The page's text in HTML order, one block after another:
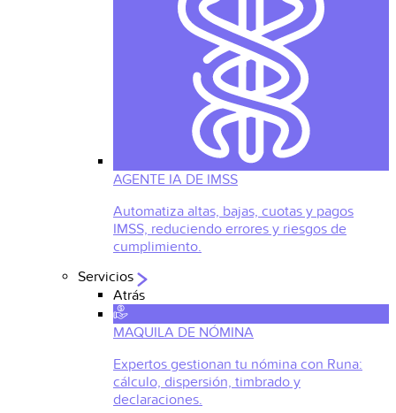
AGENTE IA DE IMSS
Automatiza altas, bajas, cuotas y pagos
IMSS, reduciendo errores y riesgos de
cumplimiento.
Servicios
Atrás
MAQUILA DE NÓMINA
Expertos gestionan tu nómina con Runa:
cálculo, dispersión, timbrado y
declaraciones.